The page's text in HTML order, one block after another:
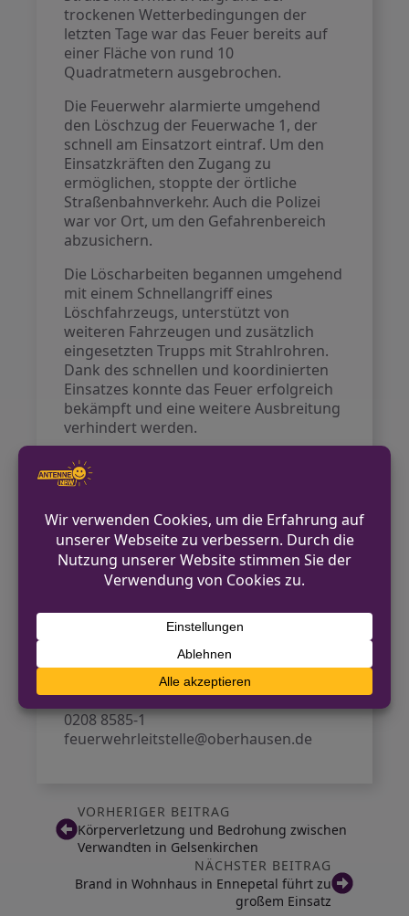
trockenen Wetterbedingungen der
letzten Tage war das Feuer bereits auf
einer Fläche von rund 10
Quadratmetern ausgebrochen.
Die Feuerwehr alarmierte umgehend
den Löschzug der Feuerwache 1, der
schnell am Einsatzort eintraf. Um den
Einsatzkräften den Zugang zu
ermöglichen, stoppte der örtliche
Straßenbahnverkehr. Auch die Polizei
war vor Ort, um den Gefahrenbereich
abzusichern.
Die Löscharbeiten begannen umgehend
mit einem Schnellangriff eines
Löschfahrzeugs, unterstützt von
weiteren Fahrzeugen und zusätzlich
eingesetzten Trupps mit Strahlrohren.
Dank des schnellen und koordinierten
Einsatzes konnte das Feuer erfolgreich
bekämpft und eine weitere Ausbreitung
verhindert werden.
Nach den Löscharbeiten überprüften
die Einsatzkräfte den Bereich mit einer
Glutnester auszuschließen. Bei dem
Einsatz, der rund 45 Minuten dauerte,
gab es keine Verletzten. Die Ursache
des Feuers ist derzeit unbekannt und
wird von der Polizei ermittelt.
Kontakt für Hinweise /
Pressestelle
Feuerwehr Oberhausen
0208 8585-1
feuerwehrleitstelle@oberhausen.de
VORHERIGER BEITRAG
Körperverletzung und Bedrohung zwischen
Verwandten in Gelsenkirchen
NÄCHSTER BEITRAG
Brand in Wohnhaus in Ennepetal führt zu
großem Einsatz